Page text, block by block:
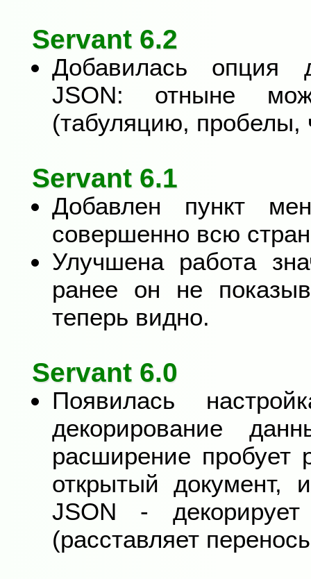
Servant 6.2
Добавилась опция
JSON: отныне
(табуляцию, пробелы,
Servant 6.1
Добавлен пункт
совершенно всю
Улучшена работа
ранее он не
теперь видно.
Servant 6.0
Появилась
декорирование
расширение пробует
открытый документ,
JSON -
(расставляет